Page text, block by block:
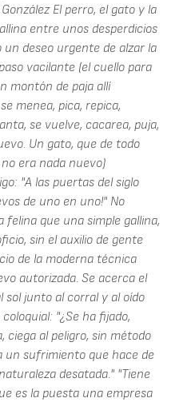
El perro, el gato y la
entre unos desperdicios
deseo urgente de alzar la
vacilante (el cuello para
montón de paja allí
menea, pica, repica,
se vuelve, cacarea, puja,
Un gato, que de todo
era nada nuevo)
"A las puertas del siglo
de uno en uno!" No
felina que una simple gallina,
sin el auxilio de gente
de la moderna técnica
autorizada. Se acerca el
junto al corral y al oído
"¿Se ha fijado,
ciega al peligro, sin método
un sufrimiento que hace de
desatada." "Tiene
es la puesta una empresa